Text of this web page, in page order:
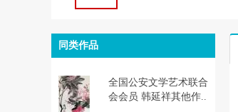
同类作品
全国公安文学艺术联合
会会员 韩延祥其他作..